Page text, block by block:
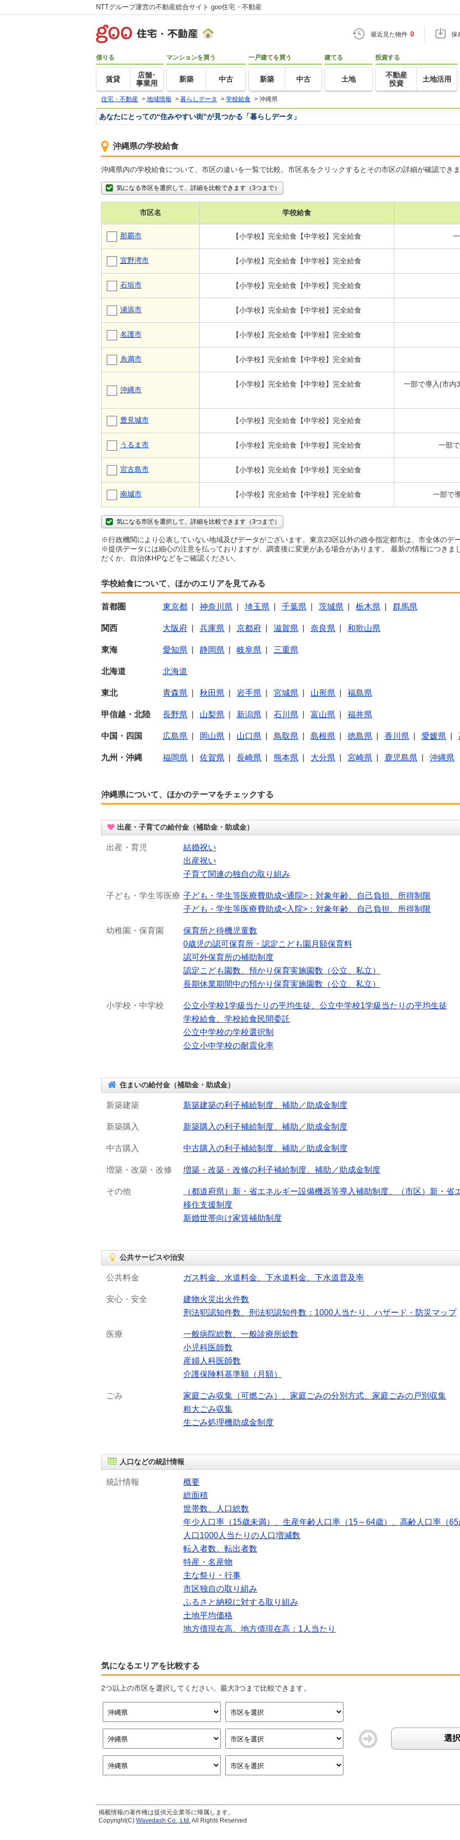
NTTグループ運営の不動産総合サイト goo住宅・不動産
最近見た物件 0 保
借りる
賃貸
店舗･
事業用
マンションを買う
新築 中古
一戸建てを買う
新築 中古
建てる
土地
投資する
不動産
投資
土地活用
住宅・不動産 > 地域情報 > 暮らしデータ > 学校給食 > 沖縄県
あなたにとっての“住みやすい街”が見つかる「暮らしデータ」
沖縄県の学校給食
沖縄県内の学校給食について、市区の違いを一覧で比較。市区名をクリックするとその市区の詳細が確認でき
気になる市区を選択して、詳細を比較できます（3つまで）
市区名 学校給食
那覇市 【小学校】完全給食【中学校】完全給食
宜野湾市 【小学校】完全給食【中学校】完全給食
石垣市 【小学校】完全給食【中学校】完全給食
浦添市 【小学校】完全給食【中学校】完全給食
名護市 【小学校】完全給食【中学校】完全給食
糸満市 【小学校】完全給食【中学校】完全給食
沖縄市
【小学校】完全給食【中学校】完全給食 一部で導入(市内
豊見城市 【小学校】完全給食【中学校】完全給食
うるま市 【小学校】完全給食【中学校】完全給食 一部
宮古島市 【小学校】完全給食【中学校】完全給食
南城市 【小学校】完全給食【中学校】完全給食 一部で
気になる市区を選択して、詳細を比較できます（3つまで）
※行政機関により公表していない地域及びデータがございます。東京23区以外の政令指定都市は、市全体のデ
※提供データには細心の注意を払っておりますが、調査後に変更がある場合があります。 最新の情報につきま
だくか、自治体HPなどをご確認ください。
学校給食について、ほかのエリアを見てみる
首都圏 東京都 神奈川県 埼玉県 千葉県 茨城県 栃木県 群馬県
関西 大阪府 兵庫県 京都府 滋賀県 奈良県 和歌山県
東海 愛知県 静岡県 岐阜県 三重県
北海道 北海道
東北 青森県 秋田県 岩手県 宮城県 山形県 福島県
甲信越・北陸 長野県 山梨県 新潟県 石川県 富山県 福井県
中国・四国 広島県 岡山県 山口県 鳥取県 島根県 徳島県 香川県 愛媛県
九州・沖縄 福岡県 佐賀県 長崎県 熊本県 大分県 宮崎県 鹿児島県 沖縄県
沖縄県について、ほかのテーマをチェックする
出産・子育ての給付金（補助金・助成金）
出産・育児
結婚祝い
出産祝い
子育て関連の独自の取り組み
子ども・学生等医療 子ども・学生等医療費助成<通院>：対象年齢、自己負担、所得制限
子ども・学生等医療費助成<入院>：対象年齢、自己負担、所得制限
幼稚園・保育園
保育所と待機児童数
0歳児の認可保育所・認定こども園月額保育料
認可外保育所の補助制度
認定こども園数、預かり保育実施園数（公立、私立）
長期休業期間中の預かり保育実施園数（公立、私立）
小学校・中学校
公立小学校1学級当たりの平均生徒、公立中学校1学級当たりの平均生徒
学校給食、学校給食民間委託
公立中学校の学校選択制
公立小中学校の耐震化率
住まいの給付金（補助金・助成金）
新築建築 新築建築の利子補給制度、補助／助成金制度
新築購入 新築購入の利子補給制度、補助／助成金制度
中古購入 中古購入の利子補給制度、補助／助成金制度
増築・改築・改修 増築・改築・改修の利子補給制度、補助／助成金制度
その他
（都道府県）新・省エネルギー設備機器等導入補助制度、（市区）新・
移住支援制度
新婚世帯向け家賃補助制度
公共サービスや治安
公共料金 ガス料金、水道料金、下水道料金、下水道普及率
安心・安全
建物火災出火件数
刑法犯認知件数、刑法犯認知件数：1000人当たり、ハザード・防災マップ
医療
一般病院総数、一般診療所総数
小児科医師数
産婦人科医師数
介護保険料基準額（月額）
ごみ
家庭ごみ収集（可燃ごみ）、家庭ごみの分別方式、家庭ごみの戸別収集
粗大ごみ収集
生ごみ処理機助成金制度
人口などの統計情報
統計情報
概要
総面積
世帯数、人口総数
年少人口率（15歳未満）、生産年齢人口率（15～64歳）、高齢人口率（
人口1000人当たりの人口増減数
転入者数、転出者数
特産・名産物
主な祭り・行事
市区独自の取り組み
ふるさと納税に対する取り組み
土地平均価格
地方債現在高、地方債現在高：1人当たり
気になるエリアを比較する
2つ以上の市区を選択してください。最大3つまで比較できます。
選
掲載情報の著作権は提供元企業等に帰属します。
Copyright(C) Wavedash Co., Ltd.All Rights Reserved